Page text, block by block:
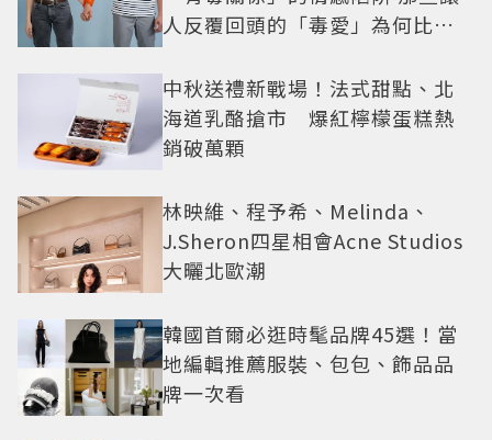
人反覆回頭的「毒愛」為何比菸
中秋送禮新戰場！法式甜點、北
海道乳酪搶市 爆紅檸檬蛋糕熱
銷破萬顆
林映維、程予希、Melinda、
J.Sheron四星相會Acne Studios
大曬北歐潮
韓國首爾必逛時髦品牌45選！當
地編輯推薦服裝、包包、飾品品
牌一次看